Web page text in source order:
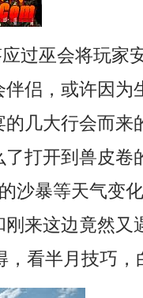
过巫会将玩家
侣，或许因为
几大行会而来
打开到兽皮卷
沙暴等天气变
来这边竟然又
，看半月技巧，